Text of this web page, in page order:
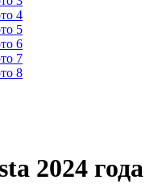
2024 года